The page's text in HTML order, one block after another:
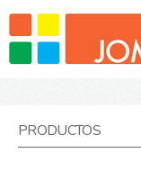
PRODUCTOS